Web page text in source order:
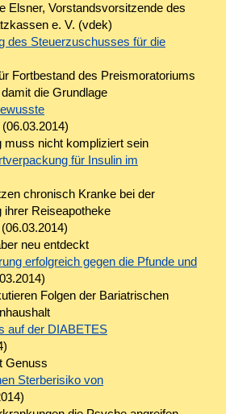
Elsner, Vorstandsvorsitzende des
e. V. (vdek)
des Steuerzuschusses für die
Fortbestand des Preismoratoriums
die Grundlage
muss nicht kompliziert sein
für Insulin im
chronisch Kranke bei der
ihrer Reiseapotheke
neu entdeckt
erfolgreich gegen die Pfunde und
Folgen der Bariatrischen
auf der DIABETES
Genuss
Sterberisiko von